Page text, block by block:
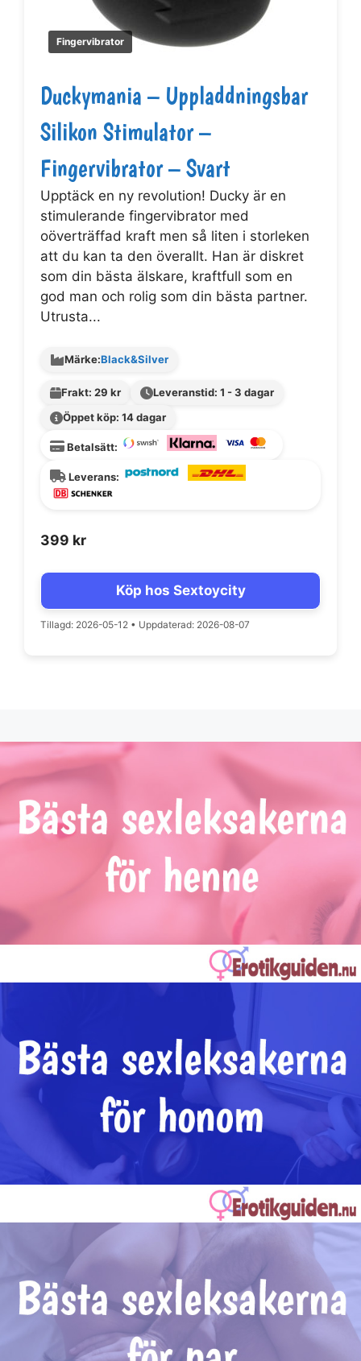
Fingervibrator
Duckymania – Uppladdningsbar
Silikon Stimulator –
Fingervibrator – Svart
Upptäck en ny revolution! Ducky är en
stimulerande fingervibrator med
oöverträffad kraft men så liten i storleken
att du kan ta den överallt. Han är diskret
som din bästa älskare, kraftfull som en
god man och rolig som din bästa partner.
Utrusta...
Märke:Black&Silver
Frakt: 29 kr
Leveranstid: 1 - 3 dagar
Öppet köp: 14 dagar
Betalsätt:
Leverans:
399 kr
Köp hos Sextoycity
Tillagd: 2026-05-12 • Uppdaterad: 2026-08-07